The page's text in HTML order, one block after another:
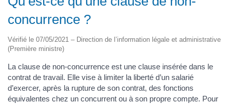
concurrence ?
Vérifié le 07/05/2021 – Direction de l’information légale et administrative
(Première ministre)
La clause de non-concurrence est une clause insérée dans le
contrat de travail. Elle vise à limiter la liberté d’un salarié
d’exercer, après la rupture de son contrat, des fonctions
équivalentes chez un concurrent ou à son propre compte. Pour